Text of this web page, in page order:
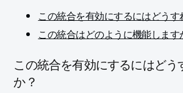
この統合を有効にするにはどう
この統合はどのように機能します
この統合を有効にするにはど
か？